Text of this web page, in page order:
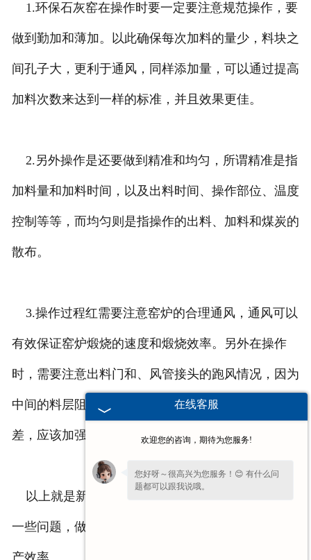
1.环保石灰窑在操作时要一定要注意规范操作，要
做到勤加和薄加。以此确保每次加料的量少，料块之
间孔子大，更利于通风，同样添加量，可以通过提高
加料次数来达到一样的标准，并且效果更佳。
2.另外操作是还要做到精准和均匀，所谓精准是指
加料量和加料时间，以及出料时间、操作部位、温度
控制等等，而均匀则是指操作的出料、加料和煤炭的
散布。
3.操作过程红需要注意窑炉的合理通风，通风可以
有效保证窑炉煅烧的速度和煅烧效率。另外在操作
时，需要注意出料门和、风管接头的跑风情况，因为
中间的料层阻力大，所以中间部位的通风就会比较
差，应该加强内部的通风。
以上就是新乡环保石灰窑在操作时，应该注意的
一些问题，做好这些问题，可以提高环保石灰窑的生
在线客服
欢迎您的咨询，期待为您服务!
您好呀～很高兴为您服务！😊 有什么问
题都可以跟我说哦。